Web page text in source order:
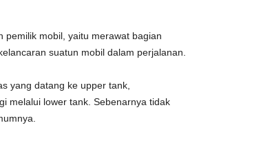
pemilik mobil, yaitu merawat bagian
suatun mobil dalam perjalanan.
yang datang ke upper tank,
melalui lower tank. Sebenarnya tidak